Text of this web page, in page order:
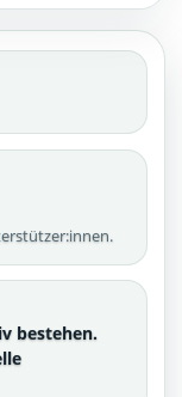
bestehen.